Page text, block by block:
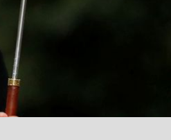
の空気のまま解散」WBC日本代表“